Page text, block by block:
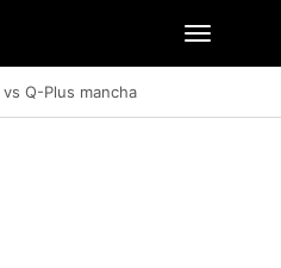
Q-Plus mancha